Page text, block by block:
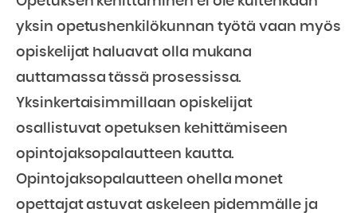
yksin opetushenkilökunnan työtä vaan myös
opiskelijat haluavat olla mukana
auttamassa tässä prosessissa.
Yksinkertaisimmillaan opiskelijat
osallistuvat opetuksen kehittämiseen
opintojaksopalautteen kautta.
Opintojaksopalautteen ohella monet
opettajat astuvat askeleen pidemmälle ja